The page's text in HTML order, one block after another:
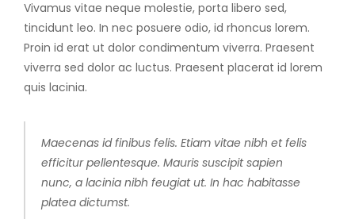
Vivamus vitae neque molestie, porta libero sed,
tincidunt leo. In nec posuere odio, id rhoncus lorem.
Proin id erat ut dolor condimentum viverra. Praesent
viverra sed dolor ac luctus. Praesent placerat id lorem
quis lacinia.
Maecenas id finibus felis. Etiam vitae nibh et felis
efficitur pellentesque. Mauris suscipit sapien
nunc, a lacinia nibh feugiat ut. In hac habitasse
platea dictumst.